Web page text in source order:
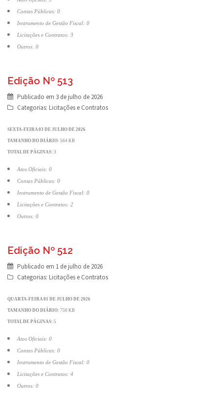
Contas Públicas: 0
Instrumento de Gestão Fiscal: 0
Licitações e Contratos: 3
Outros: 0
Edição Nº 513
Publicado em 3 de julho de 2026
Categorias: Licitações e Contratos
SEXTA-FEIRA 03 DE JULHO DE 2026
TAMANHO DO DIÁRIO: 564 KB
TOTAL DE PÁGINAS: 3
Atos Oficiais: 0
Contas Públicas: 0
Instrumento de Gestão Fiscal: 0
Licitações e Contratos: 2
Outros: 0
Edição Nº 512
Publicado em 1 de julho de 2026
Categorias: Licitações e Contratos
QUARTA-FEIRA 01 DE JULHO DE 2026
TAMANHO DO DIÁRIO: 750 KB
TOTAL DE PÁGINAS: 5
Atos Oficiais: 0
Contas Públicas: 0
Instrumento de Gestão Fiscal: 0
Licitações e Contratos: 4
Outros: 0